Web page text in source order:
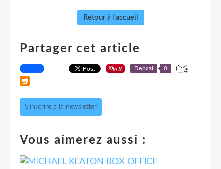
Retour à l'accueil
Partager cet article
Repost 0
S'inscrire à la newsletter
Vous aimerez aussi :